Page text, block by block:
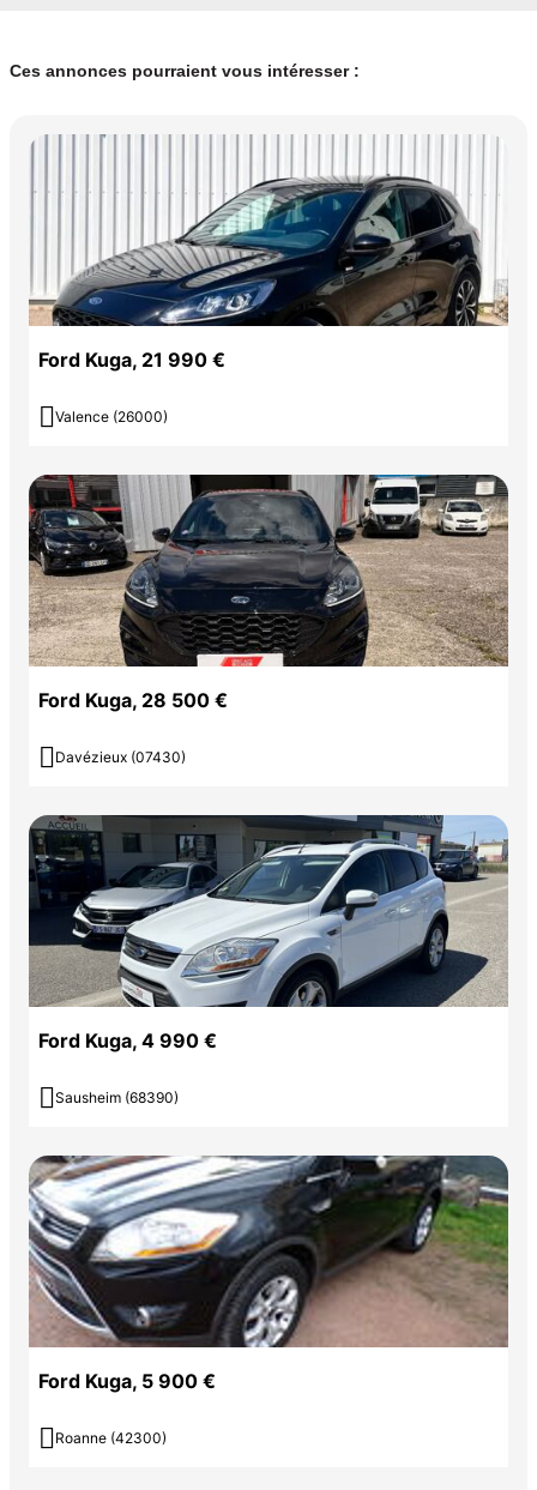
Ces annonces pourraient vous intéresser :
Ford Kuga, 21 990 €
 Valence (26000)
Ford Kuga, 28 500 €
 Davézieux (07430)
Ford Kuga, 4 990 €
 Sausheim (68390)
Ford Kuga, 5 900 €
 Roanne (42300)